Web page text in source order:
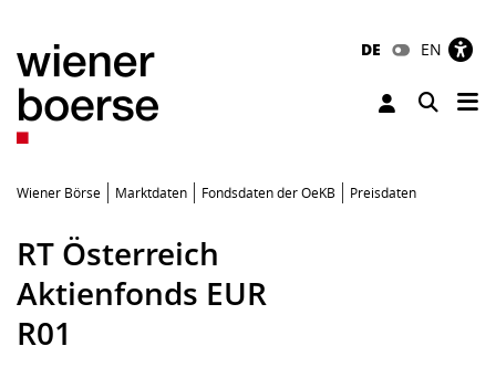
DE EN
Toggle
Wiener Börse Marktdaten Fondsdaten der OeKB Preisdaten
RT Österreich
Aktienfonds EUR
R01